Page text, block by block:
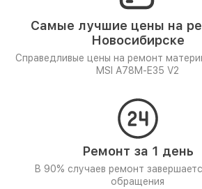
Самые лучшие цены на
Новосибирске
Справедливые цены на ремонт
MSI A78M-E35 V2
Ремонт за 1 день
В 90% случаев ремонт
обращения